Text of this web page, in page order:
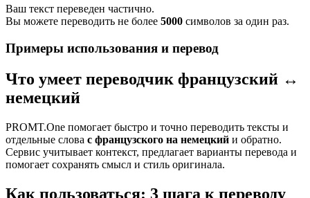
Ваш текст переведен частично.
Вы можете переводить не более 5000 символов за один раз.
Примеры использования и перевод
Что умеет переводчик французский ↔
немецкий
PROMT.One помогает быстро и точно переводить тексты и
отдельные слова с французского на немецкий и обратно.
Сервис учитывает контекст, предлагает варианты перевода и
помогает сохранять смысл и стиль оригинала.
Как пользоваться: 3 шага к переводу